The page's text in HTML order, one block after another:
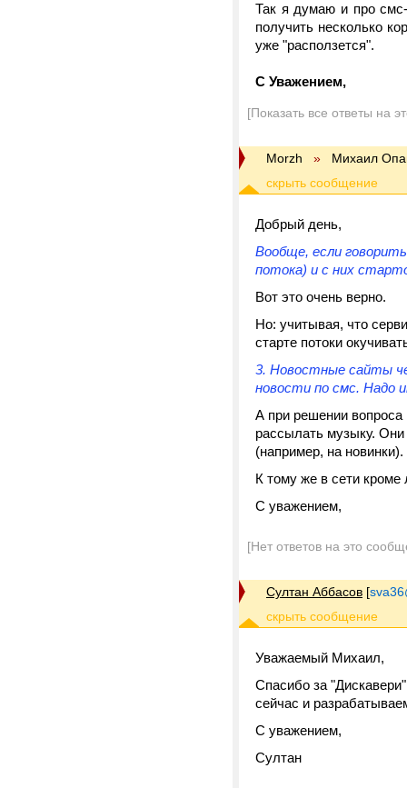
Так я думаю и про
получить несколько
уже "расползется".
С Уважением,
[Показать все ответы на
Morzh » Михаил
Добрый день,
Вообще, если
потока) и с них
Вот это очень верно.
Но: учитывая, что
старте потоки
3. Новостные сайты
новости по смс. Надо
А при решении
рассылать музыку. Они
(например, на новинки).
К тому же в сети
С уважением,
[Нет ответов на это
Султан Аббасов [
Уважаемый Михаил,
Спасибо за
сейчас и
С уважением,
Султан